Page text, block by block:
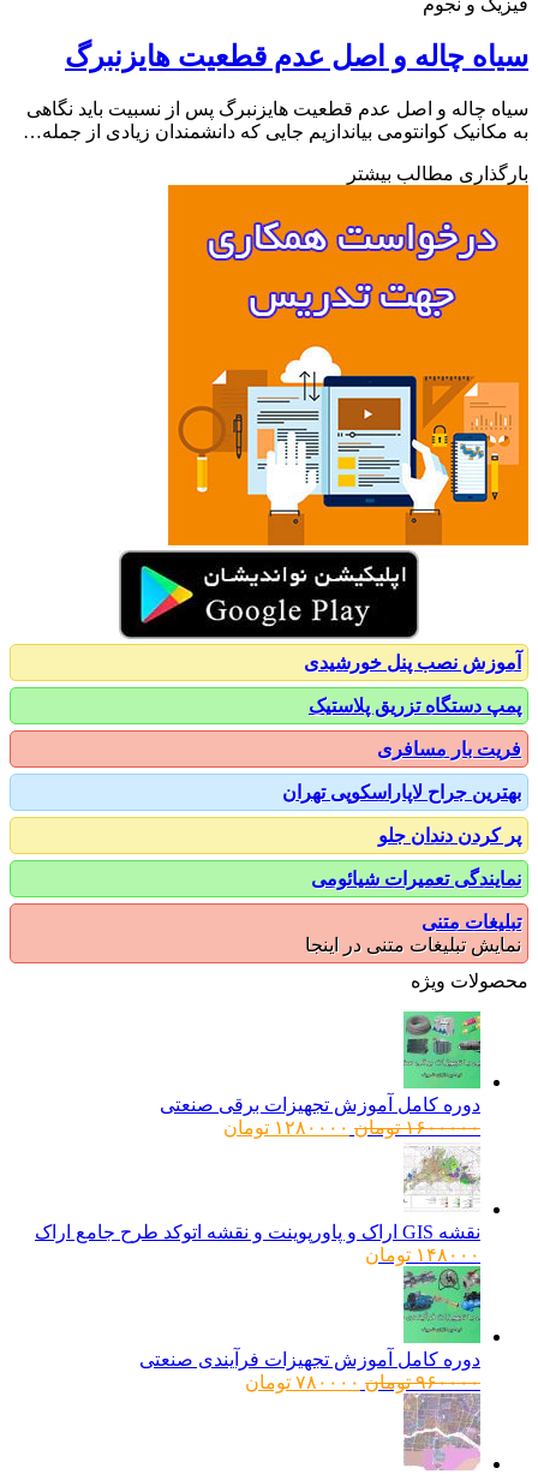
چاله و اصل عدم قطعیت هایزنبرگ
چاله و اصل عدم قطعیت هایزنبرگ پس از نسبیت باید نگاهی
کوانتومی بیاندازیم جایی که دانشمندان زیادی از جمله…
مطالب بیشتر
نصب پنل خورشیدی
دستگاه تزریق پلاستیک
بار مسافری
جراح لاپاراسکوپی تهران
دندان جلو
تعمیرات شیائومی
متنی
تبلیغات متنی در اینجا
ویژه
دوره کامل آموزش تجهیزات برقی صنعتی
۱۶۰۰۰۰۰ تومانقیمت
۱۲۸۰۰۰۰ تومانقیمت
نقشه GIS اراک و پاورپوینت و نقشه اتوکد طرح جامع اراک
۱۴۸۰۰۰ تومان
دوره کامل آموزش تجهیزات فرآیندی صنعتی
۹۶۰۰۰۰ تومانقیمت
۷۸۰۰۰۰ تومانقیمت